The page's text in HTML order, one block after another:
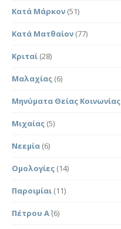
Κατά Μάρκον (51)
Κατά Ματθαίον (77)
Κριταί (28)
Μαλαχίας (6)
Μηνύματα Θείας Κοινωνίας
Μιχαίας (5)
Νεεμία (6)
Ομολογίες (14)
Παροιμίαι (11)
Πέτρου Α΄(6)